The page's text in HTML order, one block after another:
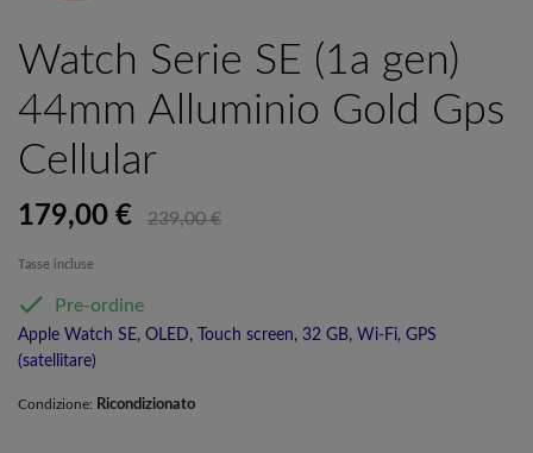
Watch Serie SE (1a gen)
44mm Alluminio Gold Gps
Cellular
179,00 € 239,00 €
Tasse incluse
 Pre-ordine
Apple Watch SE, OLED, Touch screen, 32 GB, Wi-Fi, GPS
(satellitare)
Condizione: Ricondizionato